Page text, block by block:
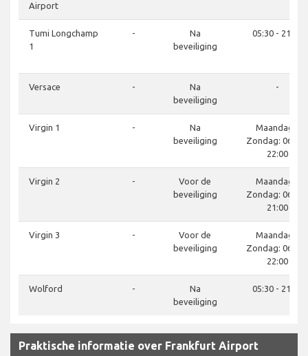
Airport
Tumi Longchamp
1
-
Na
beveiliging
05:30 - 21:30
Versace -
Na
beveiliging
-
Virgin 1 -
Na
beveiliging
Maandag -
Zondag: 06:00
22:00
Virgin 2 -
Voor de
beveiliging
Maandag -
Zondag: 06:00
21:00
Virgin 3 -
Voor de
beveiliging
Maandag -
Zondag: 06:00
22:00
Wolford -
Na
beveiliging
05:30 - 21:30
Praktische informatie over Frankfurt Airport